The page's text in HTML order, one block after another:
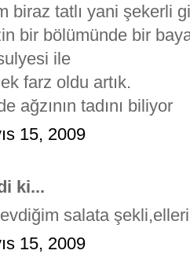
biraz tatlı yani şekerli
bir bölümünde bir
ile
farz oldu artık.
ağzının tadını biliyor
15, 2009
ki...
salata
15, 2009